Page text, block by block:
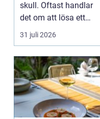
skull. Oftast handlar
det om att lösa ett
problem snabb...
31 juli 2026